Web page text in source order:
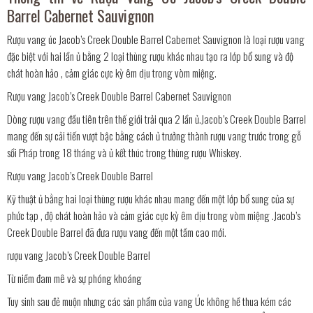
Barrel Cabernet Sauvignon
Rượu vang úc Jacob’s Creek Double Barrel Cabernet Sauvignon là loại rượu vang
đặc biệt với hai lần ủ bằng 2 loại thùng rượu khác nhau tạo ra lớp bổ sung và độ
chát hoàn hảo , cảm giác cực kỳ êm dịu trong vòm miệng.
Rượu vang Jacob’s Creek Double Barrel Cabernet Sauvignon
Dòng rượu vang đầu tiên trên thế giới trải qua 2 lần ủ.Jacob’s Creek Double Barrel
mang đến sự cải tiến vượt bậc bằng cách ủ trưởng thành rượu vang trước trong gỗ
sồi Pháp trong 18 tháng và ủ kết thúc trong thùng rượu Whiskey.
Rượu vang Jacob’s Creek Double Barrel
Kỹ thuật ủ bằng hai loại thùng rượu khác nhau mang đến một lớp bổ sung của sự
phức tạp , độ chát hoàn hảo và cảm giác cực kỳ êm dịu trong vòm miệng .Jacob’s
Creek Double Barrel đã đưa rượu vang đến một tầm cao mới.
rượu vang Jacob’s Creek Double Barrel
Từ niềm đam mê và sự phóng khoáng
Tuy sinh sau đẻ muộn nhưng các sản phẩm của vang Úc không hề thua kém các